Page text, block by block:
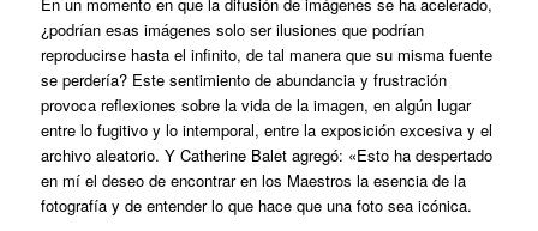
En un momento en que la difusión de imágenes se ha acelerado,
¿podrían esas imágenes solo ser ilusiones que podrían
reproducirse hasta el infinito, de tal manera que su misma fuente
se perdería? Este sentimiento de abundancia y frustración
provoca reflexiones sobre la vida de la imagen, en algún lugar
entre lo fugitivo y lo intemporal, entre la exposición excesiva y el
archivo aleatorio. Y Catherine Balet agregó: «Esto ha despertado
en mí el deseo de encontrar en los Maestros la esencia de la
fotografía y de entender lo que hace que una foto sea icónica.